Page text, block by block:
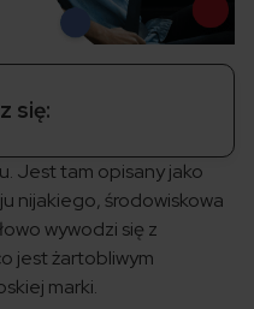
się:
Jest tam opisany jako
nijakiego, środowiskowa
wywodzi się z
jest żartobliwym
marki.